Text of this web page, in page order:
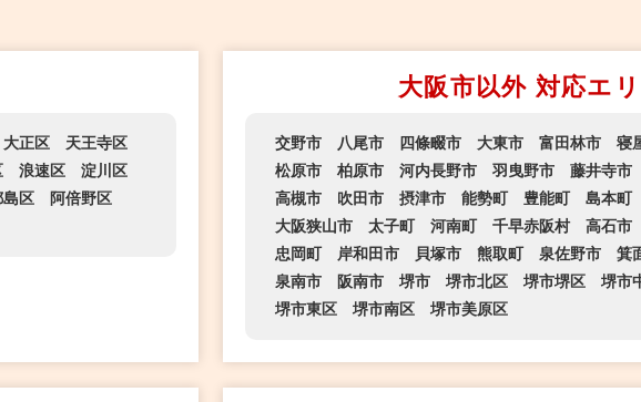
大正区
天王寺区
浪速区
淀川区
島区
阿倍野区
大阪市以外 対応エ
交野市 八尾市 四條畷市 大東市 富田林市 寝
松原市
柏原市 河内長野市 羽曳野市 藤井寺市
高槻市
吹田市 摂津市 能勢町 豊能町 島本町
大阪狭山市
太子町 河南町 千早赤阪村 高石市
忠岡町
岸和田市 貝塚市 熊取町 泉佐野市 箕
泉南市
阪南市 堺市 堺市北区 堺市堺区 堺市
堺市東区
堺市南区 堺市美原区